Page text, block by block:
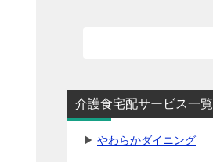
介護食宅配サービス一覧
▶ やわらかダイニング